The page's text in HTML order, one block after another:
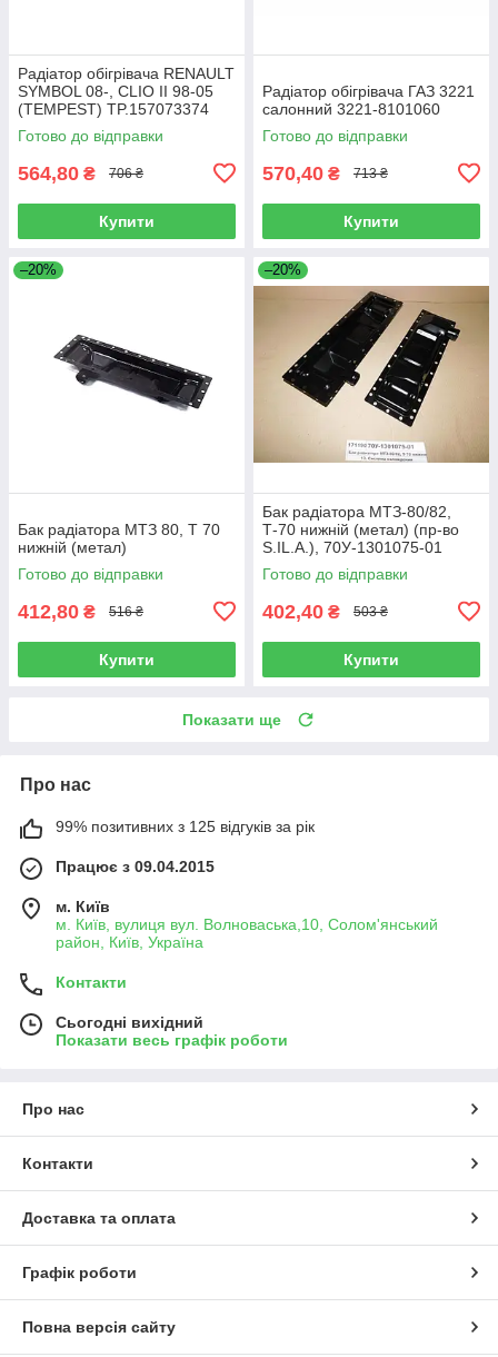
Радіатор обігрівача RENAULT
SYMBOL 08-, CLIO II 98-05
(TEMPEST) TP.157073374
Готово до відправки
564,80 ₴ 706 ₴
Купити
Радіатор обігрівача ГАЗ 3221
салонний 3221-8101060
Готово до відправки
570,40 ₴ 713 ₴
Купити
–20%
Бак радіатора МТЗ 80, Т 70
нижній (метал)
Готово до відправки
412,80 ₴ 516 ₴
Купити
–20%
Бак радіатора МТЗ-80/82,
Т-70 нижній (метал) (пр-во
S.IL.A.), 70У-1301075-01
Готово до відправки
402,40 ₴ 503 ₴
Купити
Показати ще
Про нас
99% позитивних з 125 відгуків за рік
Працює з 09.04.2015
м. Київ
м. Київ, вулиця вул. Волноваська,10, Солом'янський
район, Київ, Україна
Контакти
Сьогодні вихідний
Показати весь графік роботи
Про нас
Контакти
Доставка та оплата
Графік роботи
Повна версія сайту